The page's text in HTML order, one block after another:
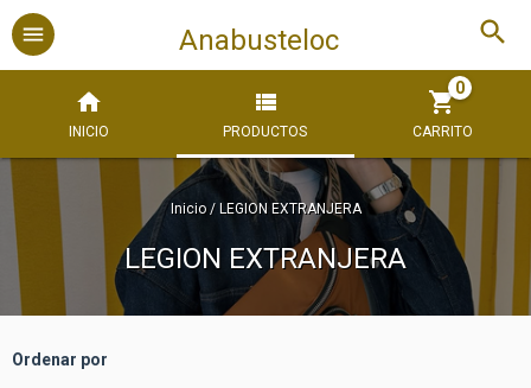
Anabusteloc
INICIO PRODUCTOS CARRITO
0
Inicio / LEGION EXTRANJERA
LEGION EXTRANJERA
Ordenar por